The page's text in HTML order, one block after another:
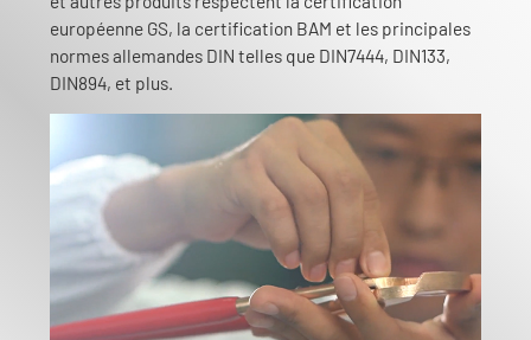
européenne GS, la certification BAM et les principales
normes allemandes DIN telles que DIN7444, DIN133,
DIN894, et plus.